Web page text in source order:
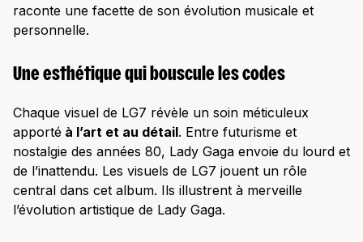
raconte une facette de son évolution musicale et
personnelle.
Une esthétique qui bouscule les codes
Chaque visuel de LG7 révèle un soin méticuleux
apporté à l’art et au détail. Entre futurisme et
nostalgie des années 80, Lady Gaga envoie du lourd et
de l’inattendu. Les visuels de LG7 jouent un rôle
central dans cet album. Ils illustrent à merveille
l’évolution artistique de Lady Gaga.